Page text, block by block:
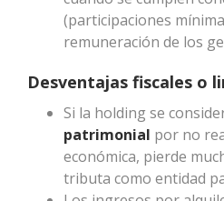
(participaciones
remuneración de los
Desventajas fiscales o
Si la holding se
patrimonial por no
económica, pierde
tributa como entidad